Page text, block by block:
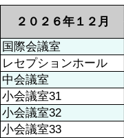
２０２６年１２月
国際会議室
レセプションホール
中会議室
小会議室31
小会議室32
小会議室33